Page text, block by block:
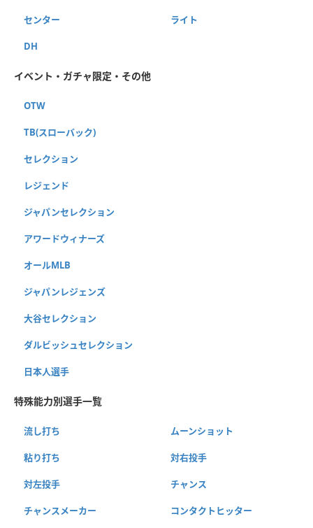
センター ライト
DH
イベント・ガチャ限定・その他
OTW
TB(スローバック)
セレクション
レジェンド
ジャパンセレクション
アワードウィナーズ
オールMLB
ジャパンレジェンズ
大谷セレクション
ダルビッシュセレクション
日本人選手
特殊能力別選手一覧
流し打ち ムーンショット
粘り打ち 対右投手
対左投手 チャンス
チャンスメーカー コンタクトヒッター